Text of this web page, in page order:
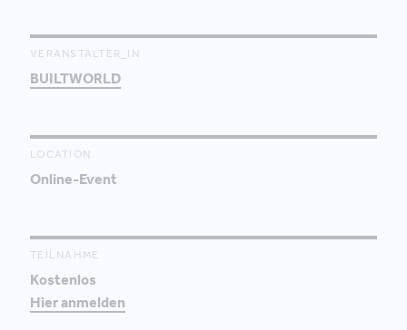
VERANSTALTER_IN
BUILTWORLD
LOCATION
Online-Event
TEILNAHME
Kostenlos
Hier anmelden